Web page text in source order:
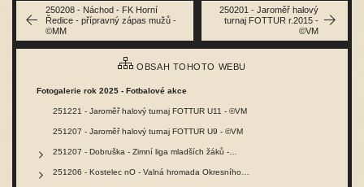
250208 - Náchod - FK Horní
Ředice - přípravný zápas mužů -
©MM
250201 - Jaroměř halový
turnaj FOTTUR r.2015 -
©VM
OBSAH TOHOTO WEBU
Fotogalerie rok 2025 - Fotbalové akce
251221 - Jaroměř halový turnaj FOTTUR U11 - ©VM
251207 - Jaroměř halový turnaj FOTTUR U9 - ©VM
251207 - Dobruška - Zimní liga mladších žáků -…
251206 - Kostelec nO - Valná hromada Okresního…